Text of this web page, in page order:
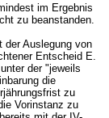
im Ergebnis
zu beanstanden.
der Auslegung von
Entscheid E.
der "jeweils
die
zu
Vorinstanz zu